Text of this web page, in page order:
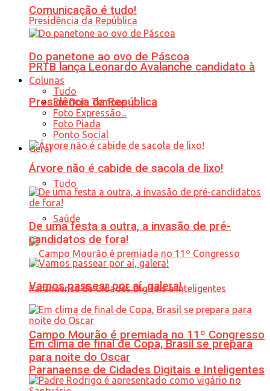
PRTB lança Leonardo Avalanche candidato à
Presidência da República
Geral
Tudo
Saúde
Campo Mourão é premiada no 11º Congresso
Paranaense de Cidades Digitais e Inteligentes
Comunicação é tudo!
Do panetone ao ovo de Páscoa
Colunas
Tudo
Em Dois Tempos
Foto Expressão...
Foto Piada
Ponto Social
Árvore não é cabide de sacola de lixo!
De uma festa a outra, a invasão de pré-
candidatos de fora!
Vamos passear por aí, galera!
Em clima de final de Copa, Brasil se prepara
para noite do Oscar